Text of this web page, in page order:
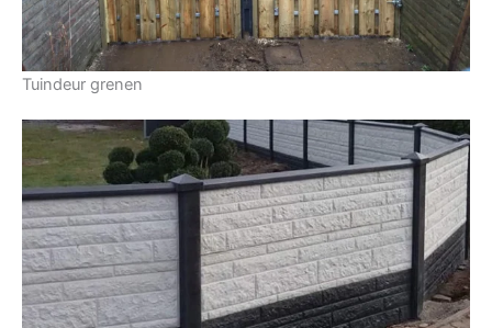
Tuindeur grenen